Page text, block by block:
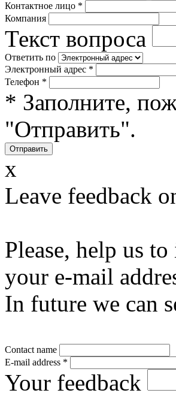
Контактное лицо *
Компания
Текст вопроса
Ответить по
Электронный адрес *
Телефон *
* Заполните,
"Отправить".
x
Leave feedback
Please, help us
your e-mail
In future we can
Contact name
E-mail address *
Your feedback